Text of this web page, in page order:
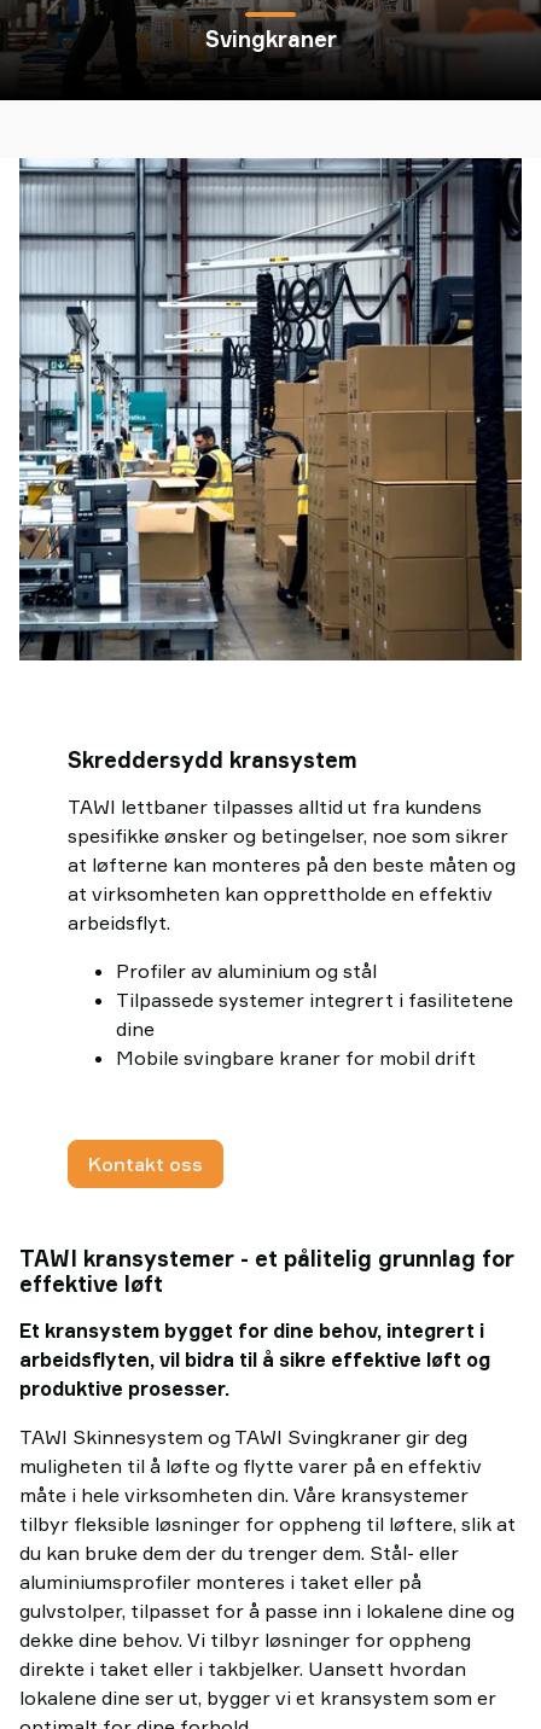
Svingkraner
Skreddersydd kransystem
TAWI lettbaner tilpasses alltid ut fra kundens
spesifikke ønsker og betingelser, noe som sikrer
at løfterne kan monteres på den beste måten og
at virksomheten kan opprettholde en effektiv
arbeidsflyt.
Profiler av aluminium og stål
Tilpassede systemer integrert i fasilitetene
dine
Mobile svingbare kraner for mobil drift
Kontakt oss
TAWI kransystemer - et pålitelig grunnlag for
effektive løft
Et kransystem bygget for dine behov, integrert i
arbeidsflyten, vil bidra til å sikre effektive løft og
produktive prosesser.
TAWI Skinnesystem og TAWI Svingkraner gir deg
muligheten til å løfte og flytte varer på en effektiv
måte i hele virksomheten din. Våre kransystemer
tilbyr fleksible løsninger for oppheng til løftere, slik at
du kan bruke dem der du trenger dem. Stål- eller
aluminiumsprofiler monteres i taket eller på
gulvstolper, tilpasset for å passe inn i lokalene dine og
dekke dine behov. Vi tilbyr løsninger for oppheng
direkte i taket eller i takbjelker. Uansett hvordan
lokalene dine ser ut, bygger vi et kransystem som er